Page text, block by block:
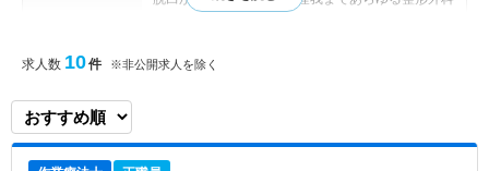
射」美白美容「ＡＧＡ治療（男性の薄毛の悩み）」
由診療を行うクリニック ●通院困難な方の往診・訪
求人数 10件 ※非公開求人を除く